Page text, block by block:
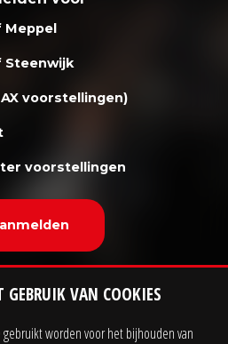
Meppel
Steenwijk
voorstellingen)
voorstellingen
GEBRUIK VAN COOKIES
worden voor het bijhouden van